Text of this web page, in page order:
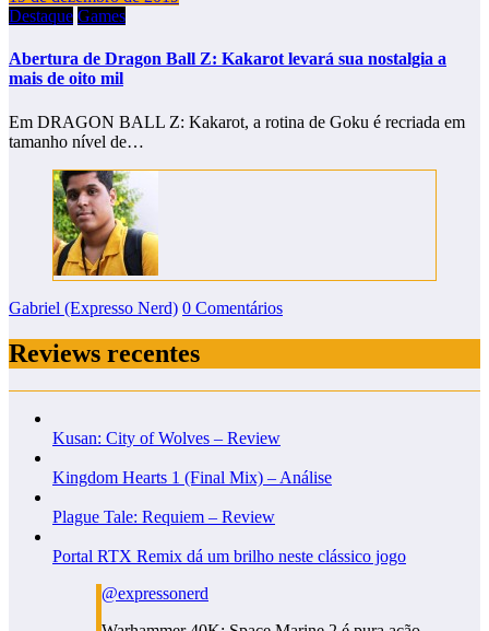
Destaque Games
Abertura de Dragon Ball Z: Kakarot levará sua nostalgia a
mais de oito mil
Em DRAGON BALL Z: Kakarot, a rotina de Goku é recriada em
tamanho nível de…
Gabriel (Expresso Nerd) 0 Comentários
Reviews recentes
Kusan: City of Wolves – Review
Kingdom Hearts 1 (Final Mix) – Análise
Plague Tale: Requiem – Review
Portal RTX Remix dá um brilho neste clássico jogo
@expressonerd